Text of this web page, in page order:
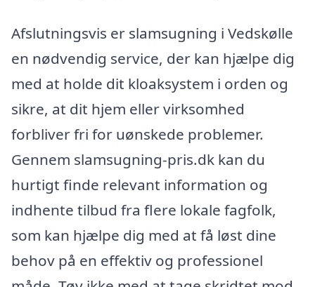
Afslutningsvis er slamsugning i Vedskølle
en nødvendig service, der kan hjælpe dig
med at holde dit kloaksystem i orden og
sikre, at dit hjem eller virksomhed
forbliver fri for uønskede problemer.
Gennem slamsugning-pris.dk kan du
hurtigt finde relevant information og
indhente tilbud fra flere lokale fagfolk,
som kan hjælpe dig med at få løst dine
behov på en effektiv og professionel